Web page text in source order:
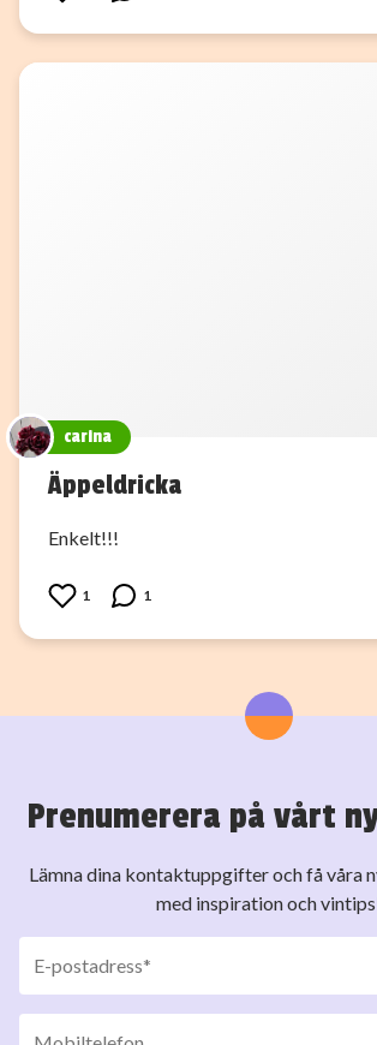
carina
Äppeldricka
Enkelt!!!
1 1
Prenumerera på vårt
Lämna dina kontaktuppgifter och få våra
med inspiration och